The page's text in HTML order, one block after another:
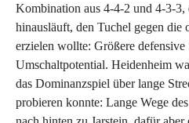
Kombination aus 4-4-2 und 4-3-
hinausläuft, den Tuchel gegen die
erzielen wollte: Größere
Umschaltpotential. Heidenheim
das Dominanzspiel über lange
probieren konnte: Lange Wege